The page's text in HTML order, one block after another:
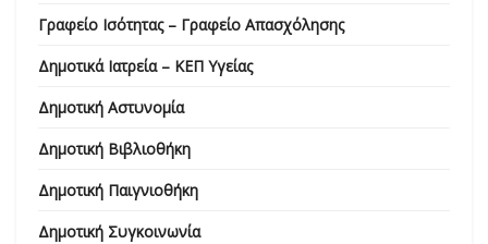
Γραφείο Ισότητας – Γραφείο Απασχόλησης
Δημοτικά Ιατρεία – ΚΕΠ Υγείας
Δημοτική Αστυνομία
Δημοτική Βιβλιοθήκη
Δημοτική Παιγνιοθήκη
Δημοτική Συγκοινωνία